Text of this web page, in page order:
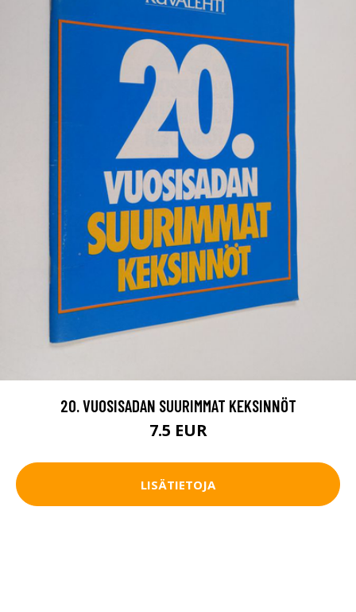
20. VUOSISADAN SUURIMMAT KEKSINNÖT
7.5 EUR
LISÄTIETOJA